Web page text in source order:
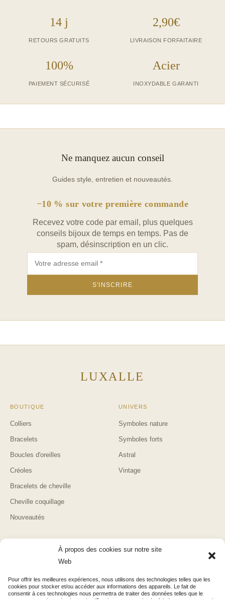
À propos des cookies sur notre site
Web
Pour offrir les meilleures expériences, nous utilisons des technologies telles que les
cookies pour stocker et/ou accéder aux informations des appareils. Le fait de
consentir à ces technologies nous permettra de traiter des données telles que le
Ce bracelet en acier inoxydable est non seulement un
comme un moyen de montrer votre style personnel
n’importe quelle tenue.
ces bracelets en acier inoxydable sont durables et
Disponible en différentes finitions, y compris doré, ce
bracelet à maillons en acier inoxydable est un choix
polyvalent pour toutes les femmes soucieuses de leur
style. Ajoutez une touche d’élégance et de modernité
à votre poignet avec ces bracelets à maillons en acier
Recevez votre code par email, plus quelques
spam, désinscription en un clic.
14 j
RETOURS GRATUITS
2,90€
LIVRAISON FORFAITAIRE
100%
PAIEMENT SÉCURISÉ
Acier
INOXYDABLE GARANTI
Ne manquez aucun conseil
Guides style, entretien et nouveautés.
−10 % sur votre première commande
Recevez votre code par email, plus quelques
conseils bijoux de temps en temps. Pas de
spam, désinscription en un clic.
LUXALLE
BOUTIQUE
Colliers
Bracelets
Boucles d'oreilles
Créoles
Bracelets de cheville
Cheville coquillage
Nouveautés
UNIVERS
Symboles nature
Symboles forts
Astral
Vintage
Suivi de commande
Retours & remboursements
Contact
Mentions légales
Confidentialité